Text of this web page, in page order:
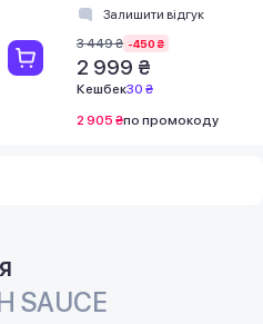
Залишити відгук
3 449 ₴ -450 ₴
2 999 ₴
Кешбек30 ₴
2 905 ₴по промокоду
SAUCE